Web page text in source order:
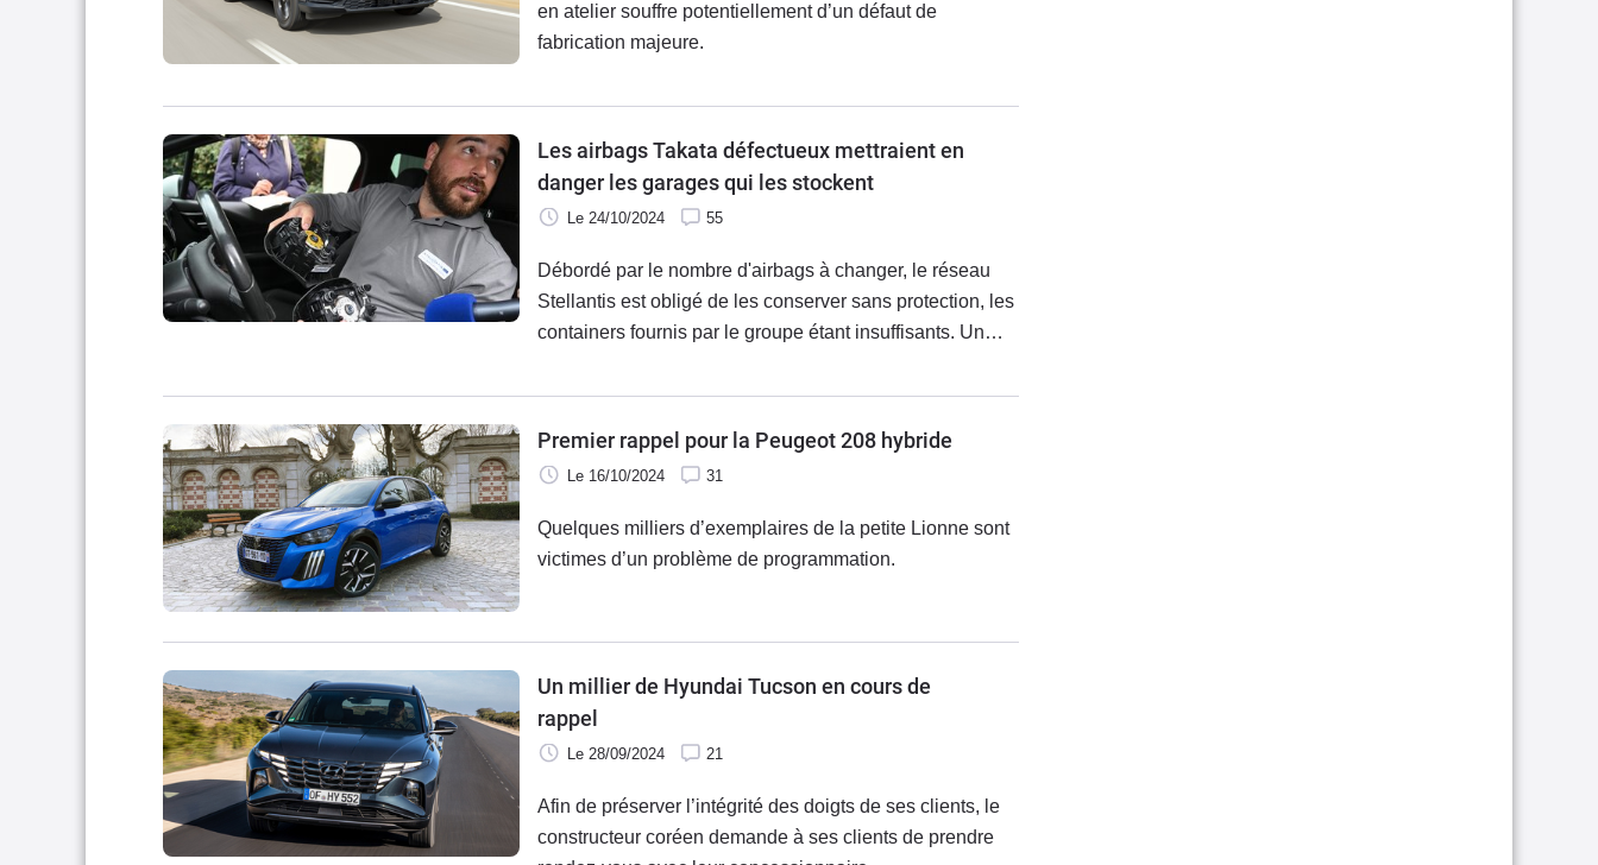
en atelier souffre potentiellement d’un défaut de
fabrication majeure.
Les airbags Takata défectueux mettraient en
danger les garages qui les stockent
Le 24/10/2024 55
Débordé par le nombre d'airbags à changer, le réseau
Stellantis est obligé de les conserver sans protection, les
containers fournis par le groupe étant insuffisants. Un
danger, selon un expert judiciaire.
Premier rappel pour la Peugeot 208 hybride
Le 16/10/2024 31
Quelques milliers d’exemplaires de la petite Lionne sont
victimes d’un problème de programmation.
Un millier de Hyundai Tucson en cours de
rappel
Le 28/09/2024 21
Afin de préserver l’intégrité des doigts de ses clients, le
constructeur coréen demande à ses clients de prendre